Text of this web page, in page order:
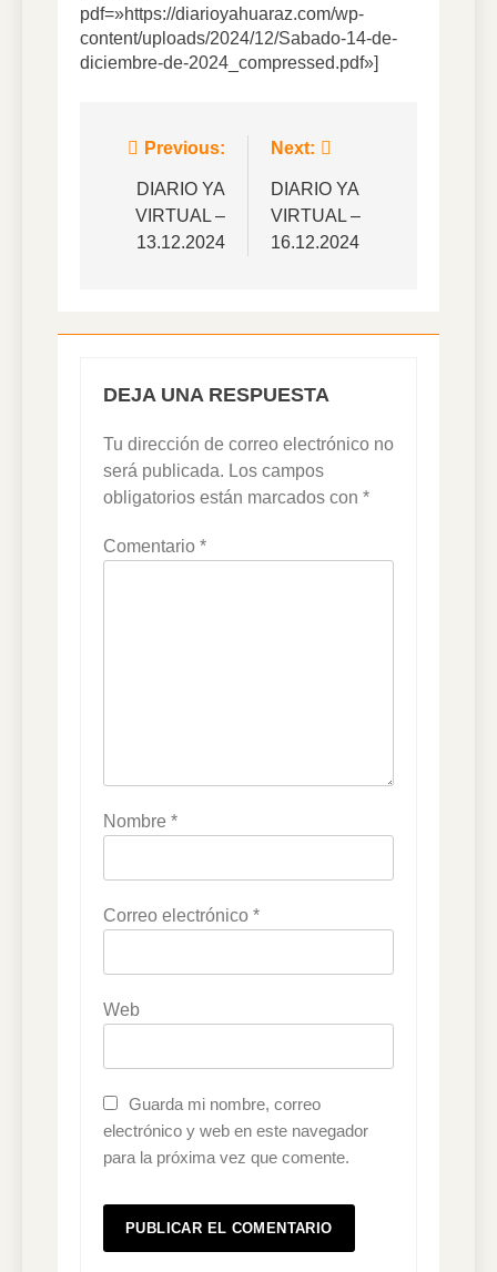
pdf=»https://diarioyahuaraz.com/wp-
content/uploads/2024/12/Sabado-14-de-
diciembre-de-2024_compressed.pdf»]
Navegación
entradas
Previous:
DIARIO YA
VIRTUAL –
13.12.2024
Next:
DIARIO YA
VIRTUAL –
16.12.2024
DEJA UNA RESPUESTA
Tu dirección de correo electrónico no
será publicada. Los campos
obligatorios están marcados con *
Comentario *
Nombre *
Correo electrónico *
Web
Guarda mi nombre, correo
electrónico y web en este navegador
para la próxima vez que comente.